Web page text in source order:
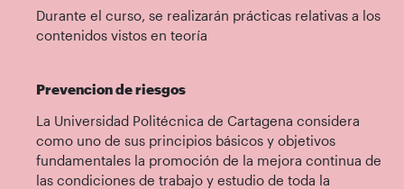
Durante el curso, se realizarán prácticas relativas a los
contenidos vistos en teoría
Prevencion de riesgos
La Universidad Politécnica de Cartagena considera
como uno de sus principios básicos y objetivos
fundamentales la promoción de la mejora continua de
las condiciones de trabajo y estudio de toda la